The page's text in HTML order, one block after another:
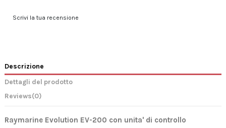
Scrivi la tua recensione
Descrizione
Dettagli del prodotto
Reviews(0)
Raymarine Evolution EV-200 con unita' di controllo